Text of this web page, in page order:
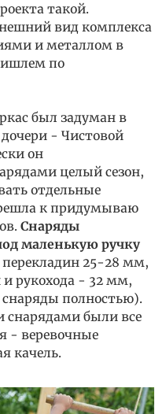
такой.
вид комплекса
и металлом в
по
был задуман в
- Чистовой
он
целый сезон,
отдельные
к придумываю
Снаряды
маленькую ручку
25-28 мм,
и рукохода - 32 мм,
снаряды полностью).
были все
- веревочные
качель.